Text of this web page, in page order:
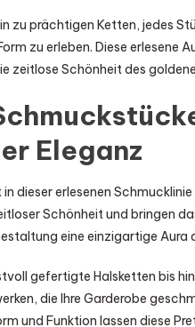
zu prächtigen Ketten, jedes
zu erleben. Diese erlesene
zeitlose Schönheit des
Eleganz
dieser erlesenen
Schönheit und bringen
eine einzigartige Aura
gefertigte Halsketten bis
die Ihre Garderobe
und Funktion lassen diese